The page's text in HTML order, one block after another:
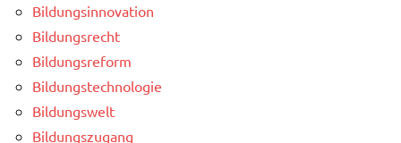
Bildungsinnovation
Bildungsrecht
Bildungsreform
Bildungstechnologie
Bildungswelt
Bildungszugang